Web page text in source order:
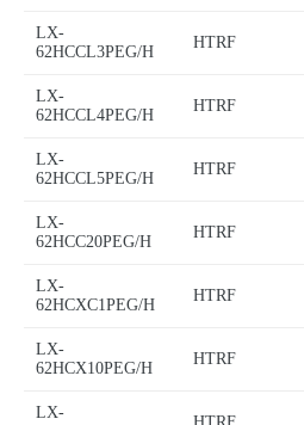
LX-
62HCCL3PEG/H
HTRF
LX-
62HCCL4PEG/H
HTRF
LX-
62HCCL5PEG/H
HTRF
LX-
62HCC20PEG/H
HTRF
LX-
62HCXC1PEG/H
HTRF
LX-
62HCX10PEG/H
HTRF
LX-